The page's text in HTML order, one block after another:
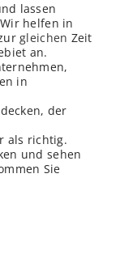
lassen
helfen in
gleichen Zeit
an.
in
der
als richtig.
und sehen
Sie